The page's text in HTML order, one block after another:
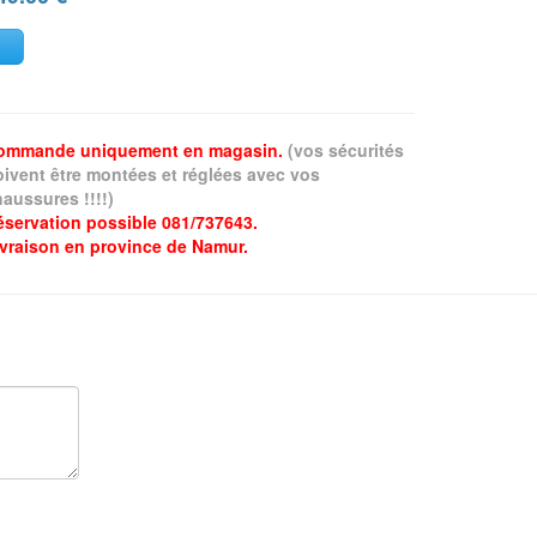
uniquement en magasin. (vos sécurités
être montées et réglées avec vos
!!!!)
possible 081/737643.
en province de Namur.